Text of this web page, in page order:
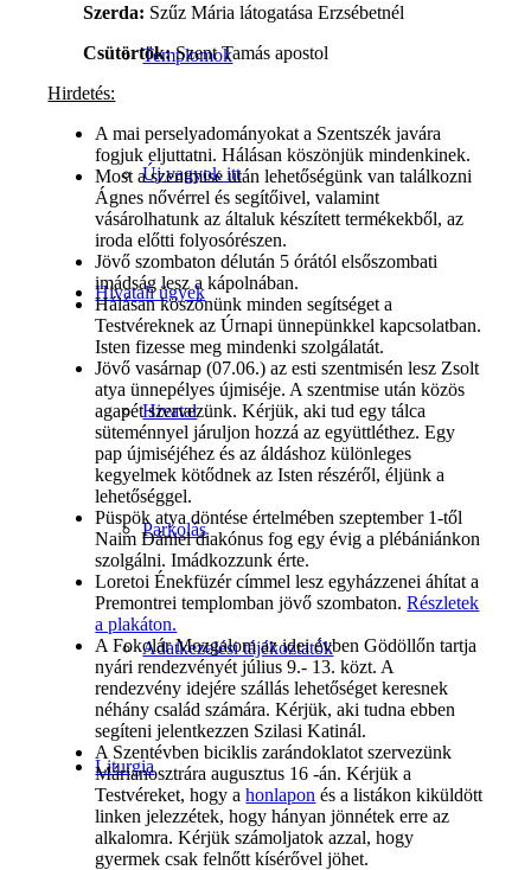
Templomok
Új vagyok itt
Hivatali ügyek
Hivatal
Parkolás
Adatkezelési tájékoztatók
Liturgia
Szerda: Szűz Mária látogatása Erzsébetnél
Csütörtök:Szent Tamás apostol
Hirdetés:
A mai perselyadományokat a Szentszék javára
fogjuk eljuttatni. Hálásan köszönjük mindenkinek.
Most a szentmise után lehetőségünk van találkozni
Ágnes nővérrel és segítőivel, valamint
vásárolhatunk az általuk készített termékekből, az
iroda előtti folyosórészen.
Jövő szombaton délután 5 órától elsőszombati
imádság lesz a kápolnában.
Hálásan köszönünk minden segítséget a
Testvéreknek az Úrnapi ünnepünkkel kapcsolatban.
Isten fizesse meg mindenki szolgálatát.
Jövő vasárnap (07.06.) az esti szentmisén lesz Zsolt
atya ünnepélyes újmiséje. A szentmise után közös
agapét szervezünk. Kérjük, aki tud egy tálca
süteménnyel járuljon hozzá az együttléthez. Egy
pap újmiséjéhez és az áldáshoz különleges
kegyelmek kötődnek az Isten részéről, éljünk a
lehetőséggel.
Püspök atya döntése értelmében szeptember 1-től
Naim Dániel diakónus fog egy évig a plébániánkon
szolgálni. Imádkozzunk érte.
Loretoi Énekfüzér címmel lesz egyházzenei áhítat a
Premontrei templomban jövő szombaton.Részletek
a plakáton.
A Fokolár Mozgalom az idei évben Gödöllőn tartja
nyári rendezvényét július 9.- 13. közt. A
rendezvény idejére szállás lehetőséget keresnek
néhány család számára. Kérjük, aki tudna ebben
segíteni jelentkezzen Szilasi Katinál.
A Szentévben biciklis zarándoklatot szervezünk
Márianosztrára augusztus 16 -án. Kérjük a
Testvéreket, hogy ahonlapon és a listákon kiküldött
linken jelezzétek, hogy hányan jönnétek erre az
alkalomra. Kérjük számoljatok azzal, hogy
gyermek csak felnőtt kísérővel jöhet.